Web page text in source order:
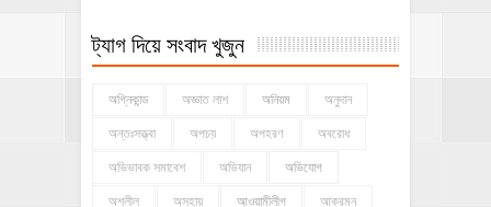
ট্যাগ দিয়ে সংবাদ খুজুন
অগ্নিকান্ড অজ্ঞাত লাশ অনিয়ম অনুদান
অন্তঃসত্ত্বা অপচয় অপহরণ অবরোধ
অভিভাবক সমাবেশ অভিযান অভিযোগ
অশ্লীল অসহায় আওয়ামীলীগ আক্রমন